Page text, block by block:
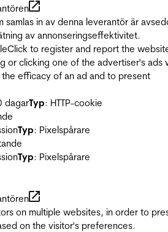
samlas in av denna leverantör är
av annonseringseffektivitet.
to register and report the
or clicking one of the advertiser's ads
efficacy of an ad and to present
dagarTyp: HTTP-cookie
Typ: Pixelspårare
Typ: Pixelspårare
on multiple websites, in order to
on the visitor's preferences.